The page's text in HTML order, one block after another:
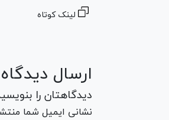
لینک کوتاه
ارسال دیدگاه
دیدگاهتان را
نشانی ایمیل شما